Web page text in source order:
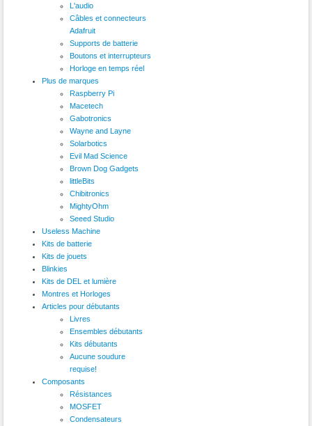
L'audio
Câbles et connecteurs
Adafruit
Supports de batterie
Boutons et interrupteurs
Horloge en temps réel
Plus de marques
Raspberry Pi
Macetech
Gabotronics
Wayne and Layne
Solarbotics
Evil Mad Science
Brown Dog Gadgets
littleBits
Chibitronics
MightyOhm
Seeed Studio
Useless Machine
Kits de batterie
Kits de jouets
Blinkies
Kits de DEL et lumière
Montres et Horloges
Articles pour débutants
Livres
Ensembles débutants
Kits débutants
Aucune soudure
requise!
Composants
Résistances
MOSFET
Condensateurs